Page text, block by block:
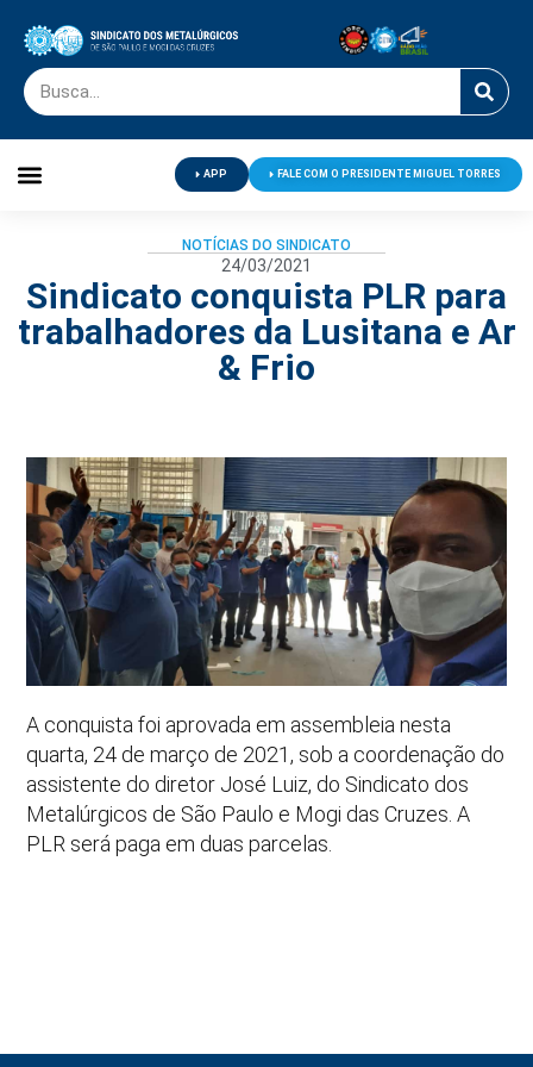
APP FALE COM O PRESIDENTE MIGUEL TORRES
NOTÍCIAS DO SINDICATO
24/03/2021
Sindicato conquista PLR para
trabalhadores da Lusitana e Ar
& Frio
A conquista foi aprovada em assembleia nesta
quarta, 24 de março de 2021, sob a coordenação do
assistente do diretor José Luiz, do Sindicato dos
Metalúrgicos de São Paulo e Mogi das Cruzes. A
PLR será paga em duas parcelas.